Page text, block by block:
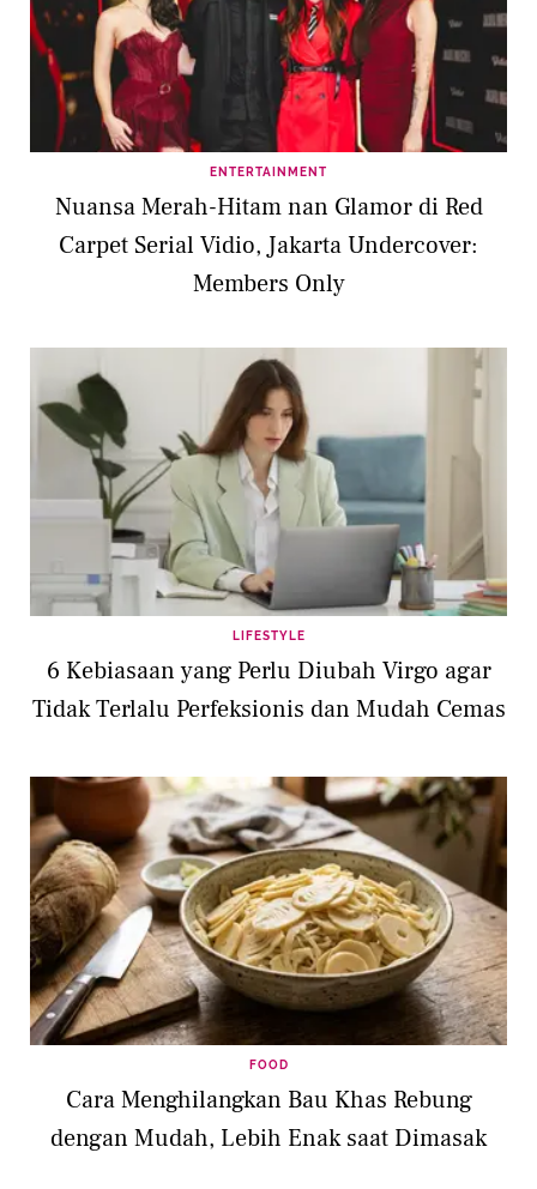
ENTERTAINMENT
Nuansa Merah-Hitam nan Glamor di Red
Carpet Serial Vidio, Jakarta Undercover:
Members Only
LIFESTYLE
6 Kebiasaan yang Perlu Diubah Virgo agar
Tidak Terlalu Perfeksionis dan Mudah Cemas
FOOD
Cara Menghilangkan Bau Khas Rebung
dengan Mudah, Lebih Enak saat Dimasak